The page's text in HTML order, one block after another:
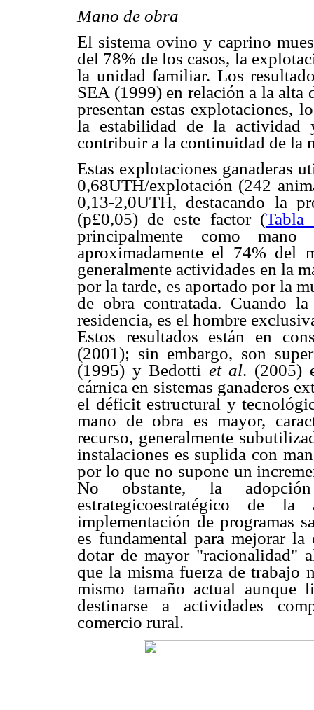
Mano de obra
El sistema ovino y caprino
del 78% de los casos, la
la unidad familiar. Los
SEA (1999) en relación a la alta
presentan estas explotaciones,
la estabilidad de la actividad
contribuir a la continuidad de la
Estas explotaciones ganaderas
0,68UTH/explotación (242
0,13-2,0UTH, destacando la
(p£0,05) de este factor (Tabla
principalmente como
aproximadamente el 74% del
generalmente actividades en la
por la tarde, es aportado por la
de obra contratada. Cuando
residencia, es el hombre
Estos resultados están en
(2001); sin embargo, son
(1995) y Bedotti et al. (2005)
cárnica en sistemas ganaderos
el déficit estructural y
mano de obra es mayor,
recurso, generalmente
instalaciones es suplida con
por lo que no supone un
No obstante, la
estrategicoestratégico de
implementación de programas
es fundamental para mejorar
dotar de mayor "racionalidad"
que la misma fuerza de trabajo
mismo tamaño actual aunque
destinarse a actividades
comercio rural.